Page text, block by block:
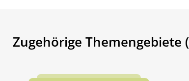
Zugehörige Themengebiete